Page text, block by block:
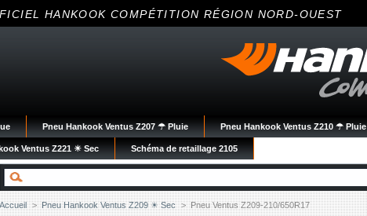
HANKOOK COMPÉTITION RÉGION NORD-OUEST
Pneu Hankook Ventus Z207 ☂ Pluie Pneu Hankook Ventus Z210 ☂ Pluie
Ventus Z221 ☀ Sec Schéma de retaillage 2105
Accueil > Pneu Hankook Ventus Z209 ☀ Sec > Pneu Ventus Z209-210/650R17